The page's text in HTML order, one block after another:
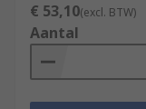
€ 53,10(excl. BTW)
Aantal